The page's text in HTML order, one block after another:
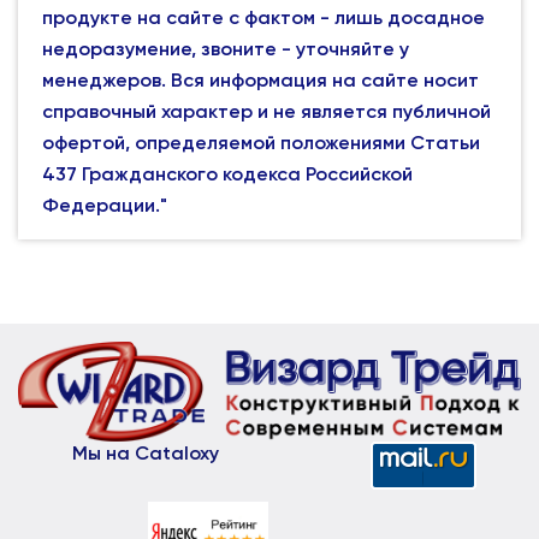
продукте на сайте с фактом - лишь досадное
недоразумение, звоните - уточняйте у
менеджеров. Вся информация на сайте носит
справочный характер и не является публичной
офертой, определяемой положениями Статьи
437 Гражданского кодекса Российской
Федерации."
Мы на Cataloxy